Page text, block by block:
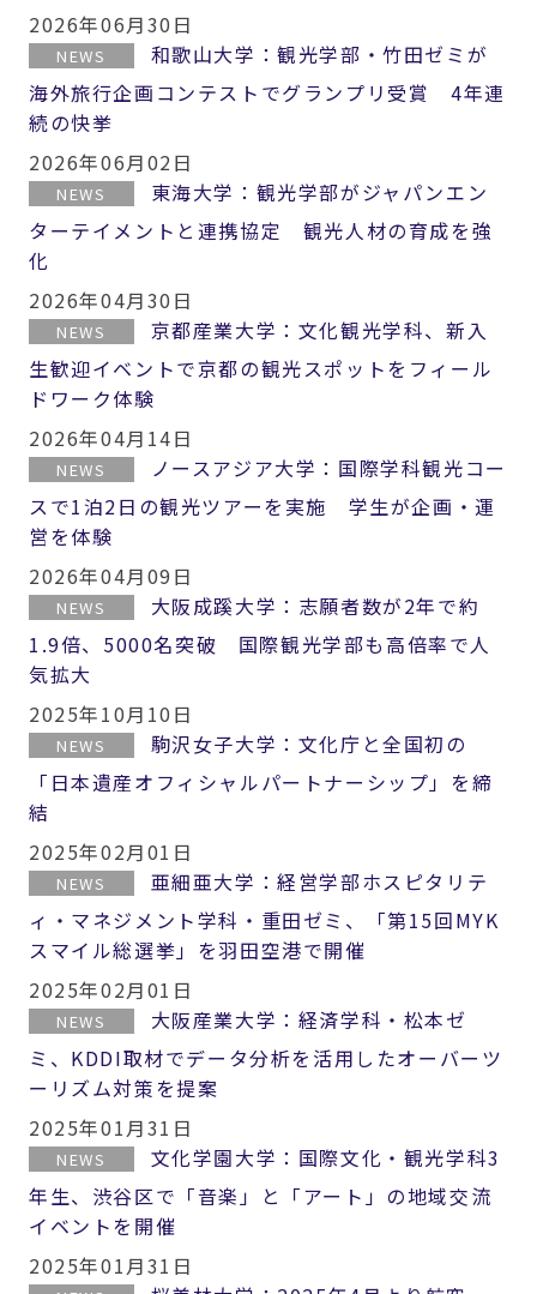
2026年06月30日
NEWS
和歌山大学：観光学部・竹田ゼミが
海外旅行企画コンテストでグランプリ受賞 4年連
続の快挙
2026年06月02日
NEWS
東海大学：観光学部がジャパンエン
ターテイメントと連携協定 観光人材の育成を強
化
2026年04月30日
NEWS
京都産業大学：文化観光学科、新入
生歓迎イベントで京都の観光スポットをフィール
ドワーク体験
2026年04月14日
NEWS
ノースアジア大学：国際学科観光コー
スで1泊2日の観光ツアーを実施 学生が企画・運
営を体験
2026年04月09日
NEWS
大阪成蹊大学：志願者数が2年で約
1.9倍、5000名突破 国際観光学部も高倍率で人
気拡大
2025年10月10日
NEWS
駒沢女子大学：文化庁と全国初の
「日本遺産オフィシャルパートナーシップ」を締
結
2025年02月01日
NEWS
亜細亜大学：経営学部ホスピタリテ
ィ・マネジメント学科・重田ゼミ、「第15回MYK
スマイル総選挙」を羽田空港で開催
2025年02月01日
NEWS
大阪産業大学：経済学科・松本ゼ
ミ、KDDI取材でデータ分析を活用したオーバーツ
ーリズム対策を提案
2025年01月31日
NEWS
文化学園大学：国際文化・観光学科3
年生、渋谷区で「音楽」と「アート」の地域交流
イベントを開催
2025年01月31日